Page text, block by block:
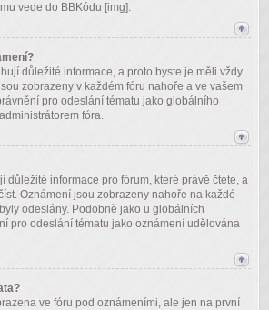
vede do BBKódu [img].
důležité informace, a proto byste je měli vždy
zobrazeny v každém fóru nahoře a ve vašem
pro odeslání tématu jako globálního
fóra.
důležité informace pro fórum, které právě čtete, a
Oznámení jsou zobrazeny nahoře na každé
odeslány. Podobně jako u globálních
pro odeslání tématu jako oznámení udělována
ve fóru pod oznámeními, ale jen na první